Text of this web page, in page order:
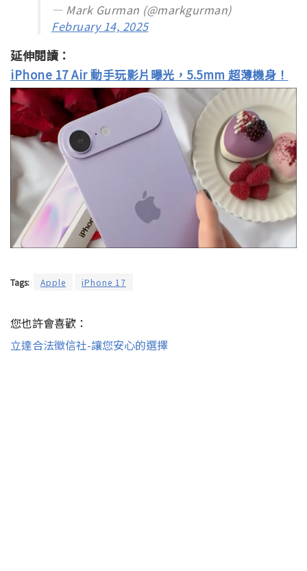
— Mark Gurman (@markgurman)
February 14, 2025
延伸閱讀：
iPhone 17 Air 動手玩影片曝光，5.5mm 超薄機身！
Tags: Apple iPhone 17
您也許會喜歡：
立達合法徵信社-讓您安心的選擇